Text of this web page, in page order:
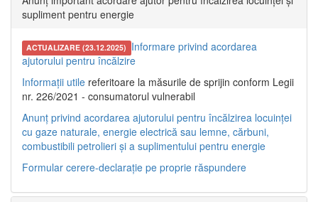
supliment pentru energie
ACTUALIZARE (23.12.2025) Informare privind acordarea
ajutorului pentru încălzire
Informații utile referitoare la măsurile de sprijin conform Legii
nr. 226/2021 - consumatorul vulnerabil
Anunț privind acordarea ajutorului pentru încălzirea locuinței
cu gaze naturale, energie electrică sau lemne, cărbuni,
combustibili petrolieri și a suplimentului pentru energie
Formular cerere-declarație pe proprie răspundere